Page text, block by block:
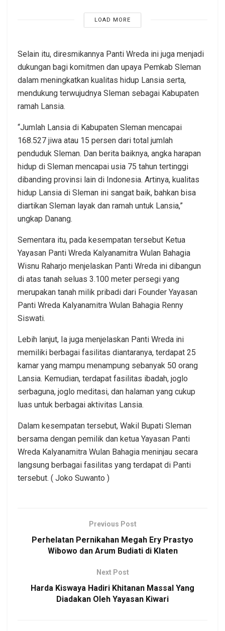
LOAD MORE
Selain itu, diresmikannya Panti Wreda ini juga menjadi
dukungan bagi komitmen dan upaya Pemkab Sleman
dalam meningkatkan kualitas hidup Lansia serta,
mendukung terwujudnya Sleman sebagai Kabupaten
ramah Lansia.
“Jumlah Lansia di Kabupaten Sleman mencapai
168.527 jiwa atau 15 persen dari total jumlah
penduduk Sleman. Dan berita baiknya, angka harapan
hidup di Sleman mencapai usia 75 tahun tertinggi
dibanding provinsi lain di Indonesia. Artinya, kualitas
hidup Lansia di Sleman ini sangat baik, bahkan bisa
diartikan Sleman layak dan ramah untuk Lansia,”
ungkap Danang.
Sementara itu, pada kesempatan tersebut Ketua
Yayasan Panti Wreda Kalyanamitra Wulan Bahagia
Wisnu Raharjo menjelaskan Panti Wreda ini dibangun
di atas tanah seluas 3.100 meter persegi yang
merupakan tanah milik pribadi dari Founder Yayasan
Panti Wreda Kalyanamitra Wulan Bahagia Renny
Siswati.
Lebih lanjut, Ia juga menjelaskan Panti Wreda ini
memiliki berbagai fasilitas diantaranya, terdapat 25
kamar yang mampu menampung sebanyak 50 orang
Lansia. Kemudian, terdapat fasilitas ibadah, joglo
serbaguna, joglo meditasi, dan halaman yang cukup
luas untuk berbagai aktivitas Lansia.
Dalam kesempatan tersebut, Wakil Bupati Sleman
bersama dengan pemilik dan ketua Yayasan Panti
Wreda Kalyanamitra Wulan Bahagia meninjau secara
langsung berbagai fasilitas yang terdapat di Panti
tersebut. ( Joko Suwanto )
Previous Post
Perhelatan Pernikahan Megah Ery Prastyo
Wibowo dan Arum Budiati di Klaten
Next Post
Harda Kiswaya Hadiri Khitanan Massal Yang
Diadakan Oleh Yayasan Kiwari